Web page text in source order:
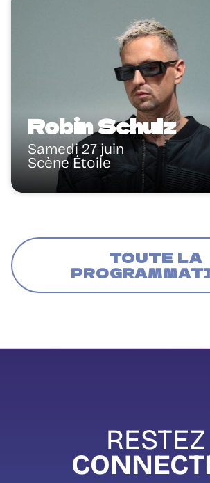
Robin Schulz
Samedi 27 juin
Scène Étoile
TOUTE LA
RESTEZ